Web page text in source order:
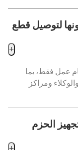
لتوصيل قطع
+
عمل فقط، بما
ومراكز
الحزم